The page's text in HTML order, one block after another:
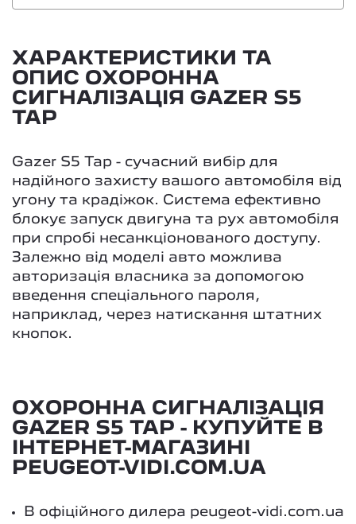
ХАРАКТЕРИСТИКИ ТА
ОПИС ОХОРОННА
СИГНАЛІЗАЦІЯ GAZER S5
TAP
Gazer S5 Tap - сучасний вибір для
надійного захисту вашого автомобіля від
угону та крадіжок. Система ефективно
блокує запуск двигуна та рух автомобіля
при спробі несанкціонованого доступу.
Залежно від моделі авто можлива
авторизація власника за допомогою
введення спеціального пароля,
наприклад, через натискання штатних
кнопок.
ОХОРОННА СИГНАЛІЗАЦІЯ
GAZER S5 TAP - КУПУЙТЕ В
ІНТЕРНЕТ-МАГАЗИНІ
PEUGEOT-VIDI.COM.UA
В офіційного дилера peugeot-vidi.com.ua